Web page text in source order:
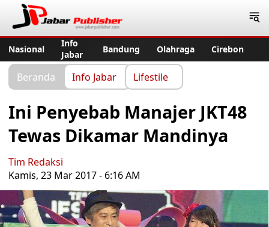
Nasional
Info
Jabar
Bandung Olahraga Cirebon
Beranda Info Jabar Lifestile
Ini Penyebab Manajer JKT48
Tewas Dikamar Mandinya
Tim Redaksi
Kamis, 23 Mar 2017 - 6:16 AM